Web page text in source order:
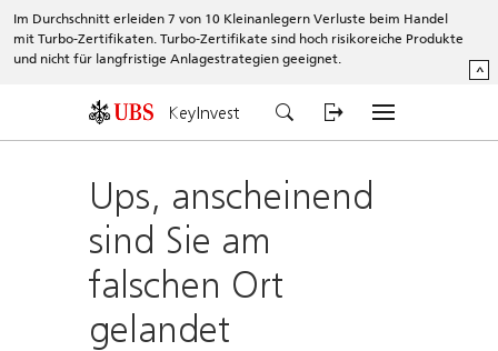
Im Durchschnitt erleiden 7 von 10 Kleinanlegern Verluste beim Handel
mit Turbo-Zertifikaten. Turbo-Zertifikate sind hoch risikoreiche Produkte
und nicht für langfristige Anlagestrategien geeignet.
^
KeyInvest
Ups, anscheinend
sind Sie am
falschen Ort
gelandet